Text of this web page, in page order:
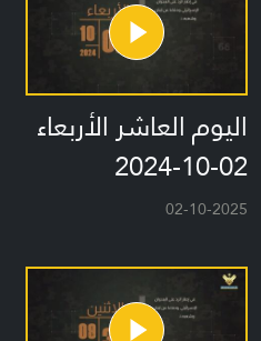
اليوم العاشر الأربعاء
02-10-2024
02-10-2025